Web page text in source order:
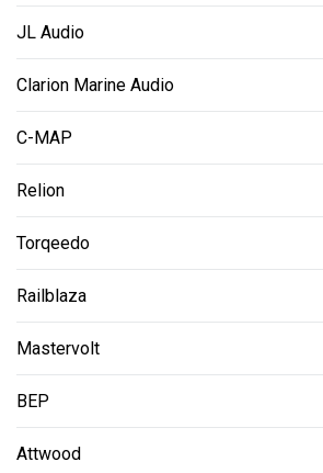
JL Audio
Clarion Marine Audio
C-MAP
Relion
Torqeedo
Railblaza
Mastervolt
BEP
Attwood